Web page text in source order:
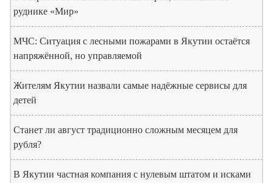
руднике «Мир»
МЧС: Ситуация с лесными пожарами в Якутии остаётся
напряжённой, но управляемой
Жителям Якутии назвали самые надёжные сервисы для
детей
Станет ли август традиционно сложным месяцем для
рубля?
В Якутии частная компания с нулевым штатом и исками